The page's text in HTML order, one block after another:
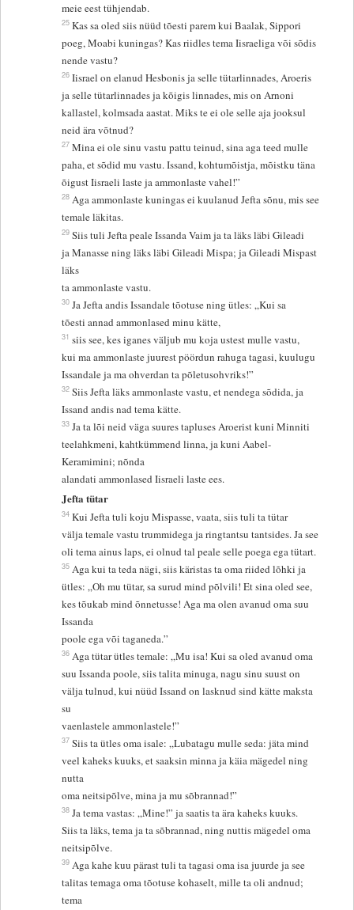
meie eest tühjendab.
25 Kas sa oled siis nüüd tõesti parem kui Baalak, Sippori
poeg, Moabi kuningas? Kas riidles tema Iisraeliga või sõdis
nende vastu?
26 Iisrael on elanud Hesbonis ja selle tütarlinnades, Aroeris
ja selle tütarlinnades ja kõigis linnades, mis on Arnoni
kallastel, kolmsada aastat. Miks te ei ole selle aja jooksul
neid ära võtnud?
27 Mina ei ole sinu vastu pattu teinud, sina aga teed mulle
paha, et sõdid mu vastu. Issand, kohtumõistja, mõistku täna
õigust Iisraeli laste ja ammonlaste vahel!”
28 Aga ammonlaste kuningas ei kuulanud Jefta sõnu, mis see
temale läkitas.
29 Siis tuli Jefta peale Issanda Vaim ja ta läks läbi Gileadi
ja Manasse ning läks läbi Gileadi Mispa; ja Gileadi Mispast
läks
ta ammonlaste vastu.
30 Ja Jefta andis Issandale tõotuse ning ütles: „Kui sa
tõesti annad ammonlased minu kätte,
31 siis see, kes iganes väljub mu koja ustest mulle vastu,
kui ma ammonlaste juurest pöördun rahuga tagasi, kuulugu
Issandale ja ma ohverdan ta põletusohvriks!”
32 Siis Jefta läks ammonlaste vastu, et nendega sõdida, ja
Issand andis nad tema kätte.
33 Ja ta lõi neid väga suures tapluses Aroerist kuni Minniti
teelahkmeni, kahtkümmend linna, ja kuni Aabel-
Keramimini; nõnda
alandati ammonlased Iisraeli laste ees.
Jefta tütar
34 Kui Jefta tuli koju Mispasse, vaata, siis tuli ta tütar
välja temale vastu trummidega ja ringtantsu tantsides. Ja see
oli tema ainus laps, ei olnud tal peale selle poega ega tütart.
35 Aga kui ta teda nägi, siis käristas ta oma riided lõhki ja
ütles: „Oh mu tütar, sa surud mind põlvili! Et sina oled see,
kes tõukab mind õnnetusse! Aga ma olen avanud oma suu
Issanda
poole ega või taganeda.”
36 Aga tütar ütles temale: „Mu isa! Kui sa oled avanud oma
suu Issanda poole, siis talita minuga, nagu sinu suust on
välja tulnud, kui nüüd Issand on lasknud sind kätte maksta
su
vaenlastele ammonlastele!”
37 Siis ta ütles oma isale: „Lubatagu mulle seda: jäta mind
veel kaheks kuuks, et saaksin minna ja käia mägedel ning
nutta
oma neitsipõlve, mina ja mu sõbrannad!”
38 Ja tema vastas: „Mine!” ja saatis ta ära kaheks kuuks.
Siis ta läks, tema ja ta sõbrannad, ning nuttis mägedel oma
neitsipõlve.
39 Aga kahe kuu pärast tuli ta tagasi oma isa juurde ja see
talitas temaga oma tõotuse kohaselt, mille ta oli andnud;
tema